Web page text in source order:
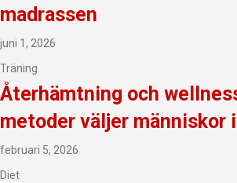
madrassen
juni 1, 2026
Träning
Återhämtning och
metoder väljer människor
februari 5, 2026
Diet